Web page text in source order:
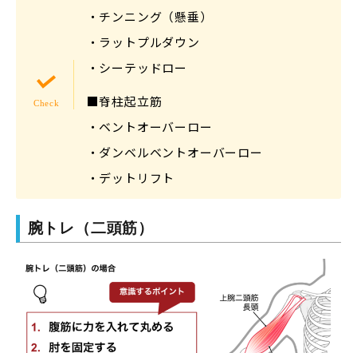
・チンニング（懸垂）
・ラットプルダウン
・シーテッドロー
■脊柱起立筋
・ベントオーバーロー
・ダンベルベントオーバーロー
・デットリフト
腕トレ（二頭筋）